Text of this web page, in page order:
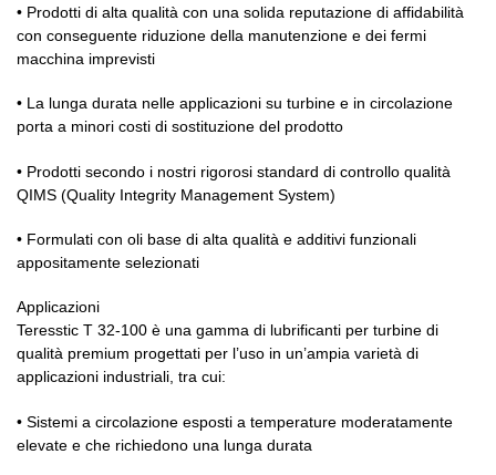
• Prodotti di alta qualità con una solida reputazione di affidabilità
con conseguente riduzione della manutenzione e dei fermi
macchina imprevisti
• La lunga durata nelle applicazioni su turbine e in circolazione
porta a minori costi di sostituzione del prodotto
• Prodotti secondo i nostri rigorosi standard di controllo qualità
QIMS (Quality Integrity Management System)
• Formulati con oli base di alta qualità e additivi funzionali
appositamente selezionati
Applicazioni
Teresstic T 32-100 è una gamma di lubrificanti per turbine di
qualità premium progettati per l’uso in un’ampia varietà di
applicazioni industriali, tra cui:
• Sistemi a circolazione esposti a temperature moderatamente
elevate e che richiedono una lunga durata